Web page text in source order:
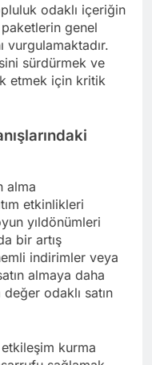
odaklı içeriğin
genel
vurgulamaktadır.
sürdürmek ve
etmek için kritik
alma
etkinlikleri
yıldönümleri
bir artış
indirimler veya
almaya daha
odaklı satın
kurma